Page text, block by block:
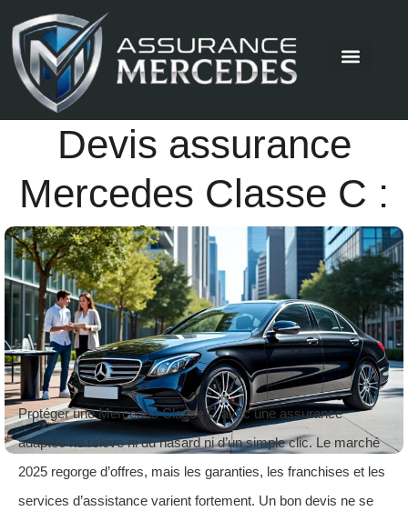
Devis assurance
Mercedes Classe C :
démarches
Protéger une Mercedes Classe C avec une assurance
adaptée ne relève ni du hasard ni d’un simple clic. Le marché
2025 regorge d’offres, mais les garanties, les franchises et les
services d’assistance varient fortement. Un bon devis ne se